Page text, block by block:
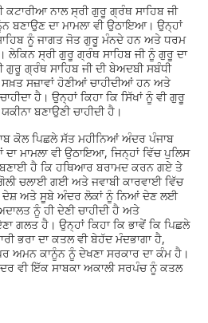
ਕਟਾਰੀਆ ਨਾਲ ਸ੍ਰੀ ਗੁਰੂ ਗ੍ਰੰਥ ਸਾਹਿਬ ਜੀ
ਬਣਾਉਣ ਦਾ ਮਾਮਲਾ ਵੀ ਉਠਾਇਆ। ਉਨ੍ਹਾਂ
ਨੂੰ ਜਾਗਤ ਜੋਤ ਗੁਰੂ ਮੰਨਦੇ ਹਨ ਅਤੇ ਧਰਮ
ਲੇਕਿਨ ਸ੍ਰੀ ਗੁਰੂ ਗ੍ਰੰਥ ਸਾਹਿਬ ਜੀ ਨੂੰ ਗੁਰੂ ਦਾ
ਗ੍ਰੰਥ ਸਾਹਿਬ ਜੀ ਦੀ ਬੇਅਦਬੀ ਸਬੰਧੀ
ਸਖ਼ਤ ਸਜ਼ਾਵਾਂ ਹੋਣੀਆਂ ਚਾਹੀਦੀਆਂ ਹਨ ਅਤੇ
ਹੈ। ਉਨ੍ਹਾਂ ਕਿਹਾ ਕਿ ਸਿੱਖਾਂ ਨੂੰ ਵੀ ਗੁਰੂ
ਬਣਾਉਣੀ ਚਾਹੀਦੀ ਹੈ।
ਕੋਲ ਪਿਛਲੇ ਸੱਤ ਮਹੀਨਿਆਂ ਅੰਦਰ ਪੰਜਾਬ
ਮਾਮਲਾ ਵੀ ਉਠਾਇਆ, ਜਿਨ੍ਹਾਂ ਵਿੱਚ ਪੁਲਿਸ
ਬਣਾਈ ਹੈ ਕਿ ਹਥਿਆਰ ਬਰਾਮਦ ਕਰਨ ਗਏ ਤੇ
ਚਲਾਈ ਗਈ ਅਤੇ ਜਵਾਬੀ ਕਾਰਵਾਈ ਵਿੱਚ
ਦੇਸ਼ ਅਤੇ ਸੂਬੇ ਅੰਦਰ ਲੋਕਾਂ ਨੂੰ ਨਿਆਂ ਦੇਣ ਲਈ
ਨੂੰ ਹੀ ਦੇਣੀ ਚਾਹੀਦੀ ਹੈ ਅਤੇ
ਗਲਤ ਹੈ। ਉਨ੍ਹਾਂ ਕਿਹਾ ਕਿ ਭਾਵੇਂ ਕਿ ਪਿਛਲੇ
ਭਰਾ ਦਾ ਕਤਲ ਵੀ ਬੇਹੱਦ ਮੰਦਭਾਗਾ ਹੈ,
ਪਰ ਅਮਨ ਕਾਨੂੰਨ ਨੂੰ ਦੇਖਣਾ ਸਰਕਾਰ ਦਾ ਕੰਮ ਹੈ।
ਵੀ ਇੱਕ ਸਾਬਕਾ ਅਕਾਲੀ ਸਰਪੰਚ ਨੂੰ ਕਤਲ